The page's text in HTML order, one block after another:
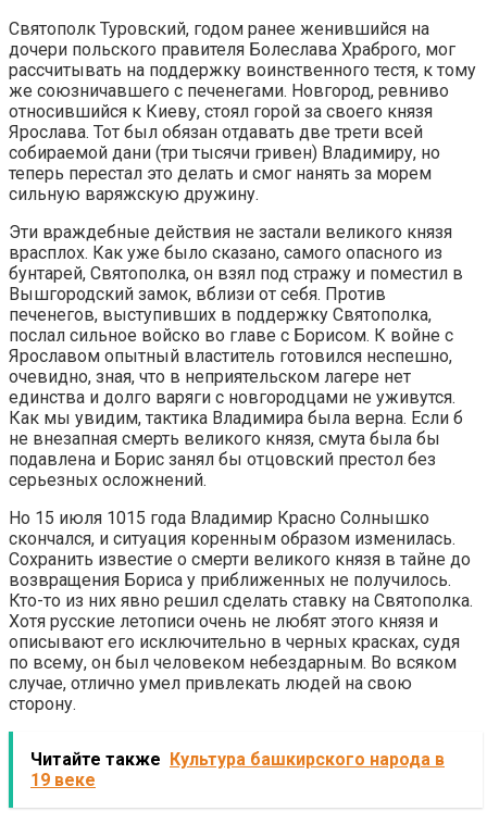
Святополк Туровский, годом ранее женившийся на
дочери польского правителя Болеслава Храброго, мог
рассчитывать на поддержку воинственного тестя, к тому
же союзничавшего с печенегами. Новгород, ревниво
относившийся к Киеву, стоял горой за своего князя
Ярослава. Тот был обязан отдавать две трети всей
собираемой дани (три тысячи гривен) Владимиру, но
теперь перестал это делать и смог нанять за морем
сильную варяжскую дружину.
Эти враждебные действия не застали великого князя
врасплох. Как уже было сказано, самого опасного из
бунтарей, Святополка, он взял под стражу и поместил в
Вышгородский замок, вблизи от себя. Против
печенегов, выступивших в поддержку Святополка,
послал сильное войско во главе с Борисом. К войне с
Ярославом опытный властитель готовился неспешно,
очевидно, зная, что в неприятельском лагере нет
единства и долго варяги с новгородцами не уживутся.
Как мы увидим, тактика Владимира была верна. Если б
не внезапная смерть великого князя, смута была бы
подавлена и Борис занял бы отцовский престол без
серьезных осложнений.
Но 15 июля 1015 года Владимир Красно Солнышко
скончался, и ситуация коренным образом изменилась.
Сохранить известие о смерти великого князя в тайне до
возвращения Бориса у приближенных не получилось.
Кто-то из них явно решил сделать ставку на Святополка.
Хотя русские летописи очень не любят этого князя и
описывают его исключительно в черных красках, судя
по всему, он был человеком небездарным. Во всяком
случае, отлично умел привлекать людей на свою
сторону.
Читайте также
Культура башкирского народа в
19 веке